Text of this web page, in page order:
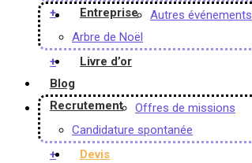
+
Entreprise
Autres événements
Arbre de Noël
+
Livre d’or
Blog
Recrutement
Offres de missions
Candidature spontanée
+
Devis